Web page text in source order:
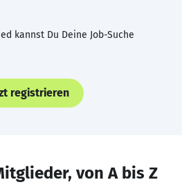
kannst Du Deine Job-Suche
registrieren
von A bis Z